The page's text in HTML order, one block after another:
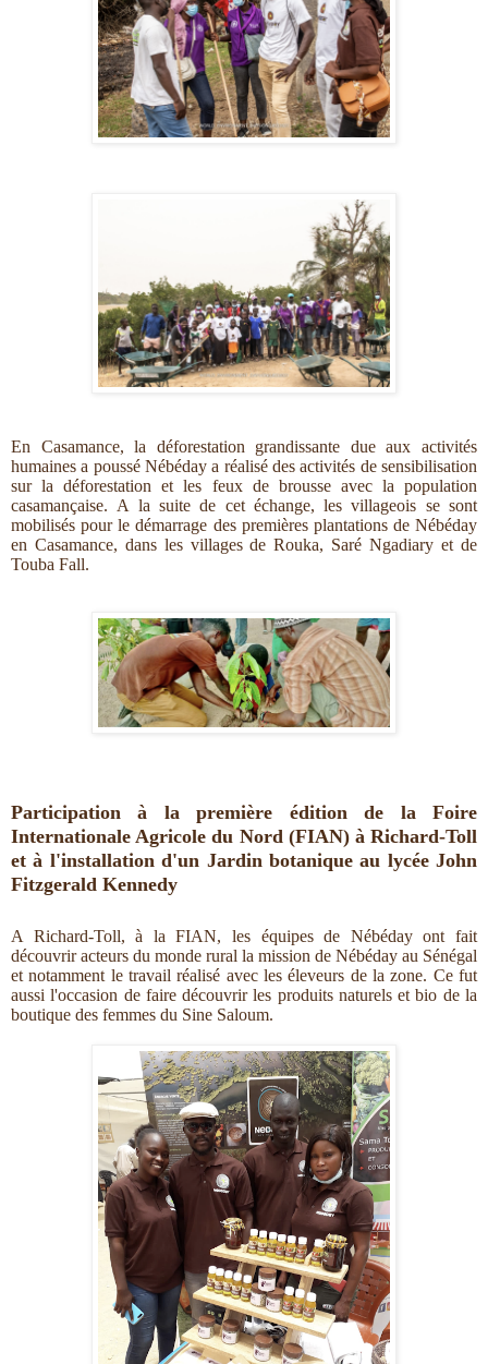
En Casamance, la déforestation grandissante due aux activités
humaines a poussé Nébéday a réalisé des activités de sensibilisation
sur la déforestation et les feux de brousse avec la population
casamançaise. A la suite de cet échange, les villageois se sont
mobilisés pour le démarrage des premières plantations de Nébéday
en Casamance, dans les villages de Rouka, Saré Ngadiary et de
Touba Fall.
Participation à la première édition de la Foire
Internationale Agricole du Nord (FIAN) à Richard-Toll
et à l'installation d'un Jardin botanique au lycée John
Fitzgerald Kennedy
A Richard-Toll, à la FIAN, les équipes de Nébéday ont fait
découvrir acteurs du monde rural la mission de Nébéday au Sénégal
et notamment le travail réalisé avec les éleveurs de la zone. Ce fut
aussi l'occasion de faire découvrir les produits naturels et bio de la
boutique des femmes du Sine Saloum.